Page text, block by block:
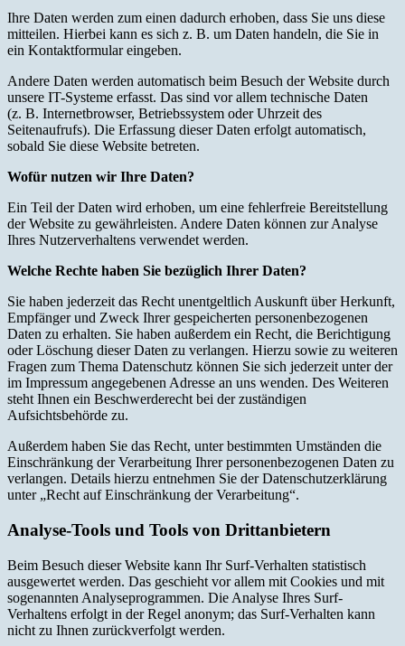
Ihre Daten werden zum einen dadurch erhoben, dass Sie uns diese
mitteilen. Hierbei kann es sich z. B. um Daten handeln, die Sie in
ein Kontaktformular eingeben.
Andere Daten werden automatisch beim Besuch der Website durch
unsere IT-Systeme erfasst. Das sind vor allem technische Daten
(z. B. Internetbrowser, Betriebssystem oder Uhrzeit des
Seitenaufrufs). Die Erfassung dieser Daten erfolgt automatisch,
sobald Sie diese Website betreten.
Wofür nutzen wir Ihre Daten?
Ein Teil der Daten wird erhoben, um eine fehlerfreie Bereitstellung
der Website zu gewährleisten. Andere Daten können zur Analyse
Ihres Nutzerverhaltens verwendet werden.
Welche Rechte haben Sie bezüglich Ihrer Daten?
Sie haben jederzeit das Recht unentgeltlich Auskunft über Herkunft,
Empfänger und Zweck Ihrer gespeicherten personenbezogenen
Daten zu erhalten. Sie haben außerdem ein Recht, die Berichtigung
oder Löschung dieser Daten zu verlangen. Hierzu sowie zu weiteren
Fragen zum Thema Datenschutz können Sie sich jederzeit unter der
im Impressum angegebenen Adresse an uns wenden. Des Weiteren
steht Ihnen ein Beschwerderecht bei der zuständigen
Aufsichtsbehörde zu.
Außerdem haben Sie das Recht, unter bestimmten Umständen die
Einschränkung der Verarbeitung Ihrer personenbezogenen Daten zu
verlangen. Details hierzu entnehmen Sie der Datenschutzerklärung
unter „Recht auf Einschränkung der Verarbeitung“.
Analyse-Tools und Tools von Drittanbietern
Beim Besuch dieser Website kann Ihr Surf-Verhalten statistisch
ausgewertet werden. Das geschieht vor allem mit Cookies und mit
sogenannten Analyseprogrammen. Die Analyse Ihres Surf-
Verhaltens erfolgt in der Regel anonym; das Surf-Verhalten kann
nicht zu Ihnen zurückverfolgt werden.